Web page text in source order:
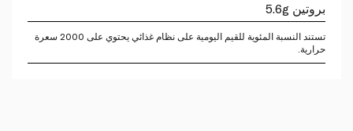
بروتين 5.6g
تستند النسبة المئوية للقيم اليومية على نظام غذائي يحتوي على 2000 سعرة
حرارية.